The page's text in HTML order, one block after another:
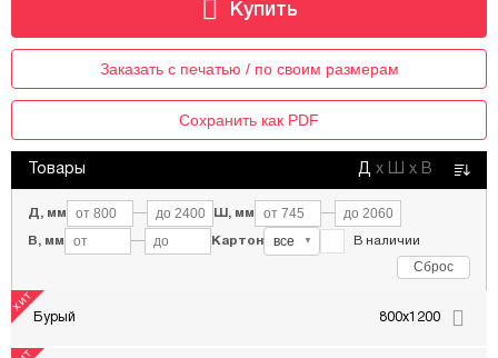
Заказать с печатью / по своим размерам
Сохранить как PDF
Товары Д х Ш х В
Д, мм — Ш, мм —
В, мм — Картон все ▼ В наличии
Сброс
Бурый 800x1200